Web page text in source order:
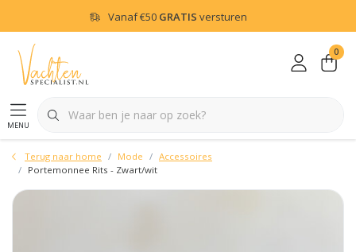
Vanaf€50 GRATIS versturen
menu
0
Terug naar home Mode
Accessoires
Portemonnee Rits - Zwart/wit